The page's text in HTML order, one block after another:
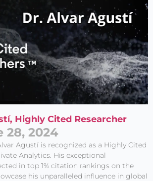
Highly Cited Researcher
28, 2024
Agustí is recognized as a Highly Cited
Analytics. His exceptional
in top 1% citation rankings on the
his unparalleled influence in global